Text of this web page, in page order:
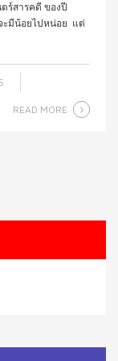
ร์สารคดี ของปี
ะมีน้อยไปหน่อย แต่
READ MORE